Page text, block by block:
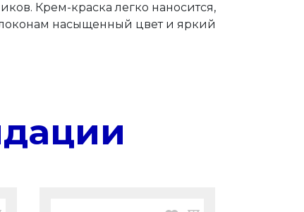
Крем-краска легко наносится,
локонам насыщенный цвет и яркий